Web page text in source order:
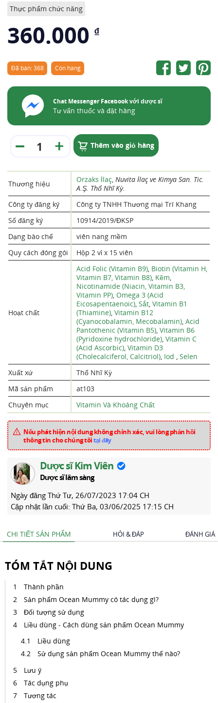
Thực phẩm chức năng
360.000 ₫
Đã bán: 368 Còn hàng
Chat Messenger Facebook với dược sĩ
Tư vấn thuốc và đặt hàng
Thêm vào giỏ hàng
Thương hiệu Orzaks İlaç, Nuvita İlaç ve Kimya San. Tic.
A.Ş. Thổ Nhĩ Kỳ.
Công ty đăng ký
Công ty TNHH Thương mại Trí Khang
Số đăng ký
10914/2019/ĐKSP
Dạng bào chế
viên nang mềm
Quy cách đóng gói
Hộp 2 vỉ x 15 viên
Hoạt chất
Acid Folic (Vitamin B9), Biotin (Vitamin H,
Vitamin B7, Vitamin B8), Kẽm,
Nicotinamide (Niacin, Vitamin B3,
Vitamin PP), Omega 3 (Acid
Eicosapentaenoic), Sắt, Vitamin B1
(Thiamine), Vitamin B12
(Cyanocobalamin, Mecobalamin), Acid
Pantothenic (Vitamin B5), Vitamin B6
(Pyridoxine hydrochloride), Vitamin C
(Acid Ascorbic), Vitamin D3
(Cholecalciferol, Calcitriol), Iod , Selen
Xuất xứ
Thổ Nhĩ Kỳ
Mã sản phẩm
at103
Chuyên mục
Vitamin Và Khoáng Chất
Nếu phát hiện nội dung không chính xác, vui lòng phản hồi
thông tin cho chúng tôitại đây
Dược sĩ Kim Viên
Dược sĩ lâm sàng
Ngày đăng Thứ Tư, 26/07/2023 17:04 CH
Cập nhật lần cuối: Thứ Ba, 03/06/2025 17:15 CH
CHI TIẾT SẢN PHẨM HỎI & ĐÁP ĐÁNH GIÁ
TÓM TẮT NỘI DUNG
Thành phần
Sản phẩm Ocean Mummy có tác dụng gì?
Đối tượng sử dụng
Liều dùng - Cách dùng sản phẩm Ocean Mummy
Liều dùng
Sử dụng sản phẩm Ocean Mummy thế nào?
Lưu ý
Tác dụng phụ
Tương tác